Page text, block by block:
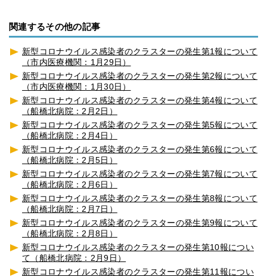
関連するその他の記事
新型コロナウイルス感染者のクラスターの発生第1報について
（市内医療機関：1月29日）
新型コロナウイルス感染者のクラスターの発生第2報について
（市内医療機関：1月30日）
新型コロナウイルス感染者のクラスターの発生第4報について
（船橋北病院：2月2日）
新型コロナウイルス感染者のクラスターの発生第5報について
（船橋北病院：2月4日）
新型コロナウイルス感染者のクラスターの発生第6報について
（船橋北病院：2月5日）
新型コロナウイルス感染者のクラスターの発生第7報について
（船橋北病院：2月6日）
新型コロナウイルス感染者のクラスターの発生第8報について
（船橋北病院：2月7日）
新型コロナウイルス感染者のクラスターの発生第9報について
（船橋北病院：2月8日）
新型コロナウイルス感染者のクラスターの発生第10報につい
て（船橋北病院：2月9日）
新型コロナウイルス感染者のクラスターの発生第11報につい